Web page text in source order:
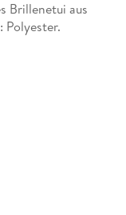
Brillenetui aus
Polyester.